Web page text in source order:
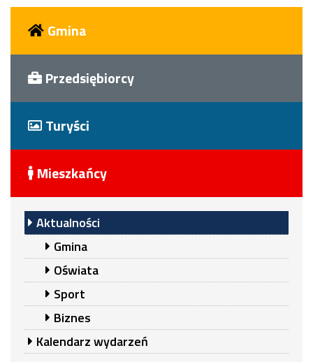
Gmina
Przedsiębiorcy
Turyści
Mieszkańcy
Aktualności
Gmina
Oświata
Sport
Biznes
Kalendarz wydarzeń